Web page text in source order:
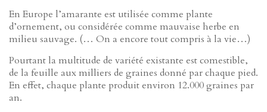
En Europe l’amarante est utilisée comme plante
d’ornement, ou considérée comme mauvaise herbe en
milieu sauvage. (… On a encore tout compris à la vie…)
Pourtant la multitude de variété existante est comestible,
de la feuille aux milliers de graines donné par chaque pied.
En effet, chaque plante produit environ 12.000 graines par
an.